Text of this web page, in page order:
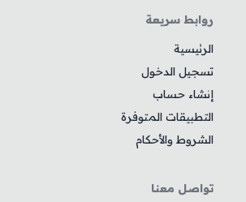
روابط سريعة
الرئيسية
تسجيل الدخول
إنشاء حساب
التطبيقات المتوفرة
الشروط والأحكام
تواصل معنا